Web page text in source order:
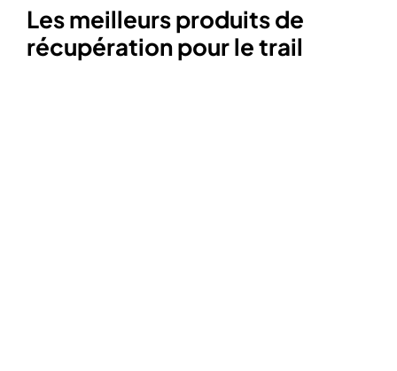
Les meilleurs produits de
récupération pour le trail